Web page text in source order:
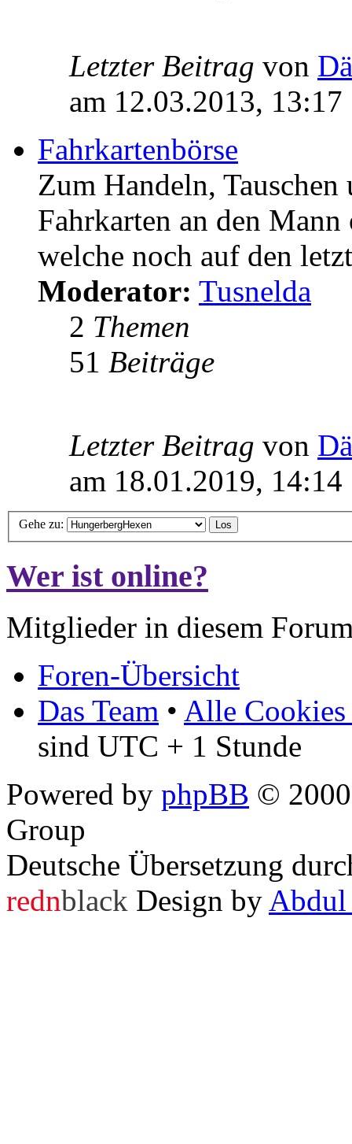
Letzter Beitrag von
am 12.03.2013, 13:17
Fahrkartenbörse
Zum Handeln,
Fahrkarten an den
welche noch auf den
Moderator: Tusnelda
2 Themen
51 Beiträge
Letzter Beitrag von
am 18.01.2019, 14:14
Gehe zu:
Wer ist online?
Mitglieder in diesem
Foren-Übersicht
Das Team • Alle Cookies
sind UTC + 1 Stunde
Powered by phpBB ©
Group
Deutsche Übersetzung
rednblack Design by Abdul